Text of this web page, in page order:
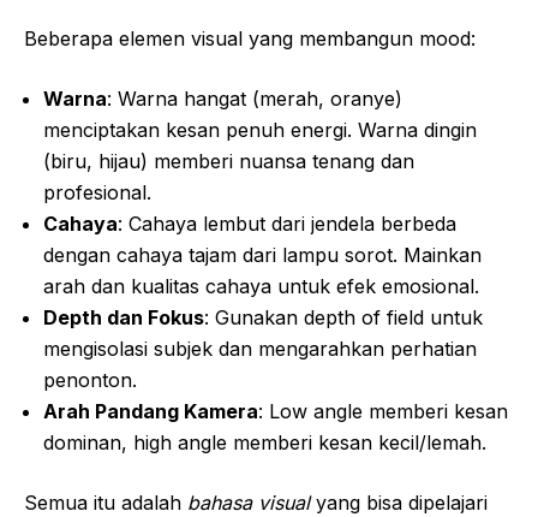
Beberapa elemen visual yang membangun mood:
Warna: Warna hangat (merah, oranye)
menciptakan kesan penuh energi. Warna dingin
(biru, hijau) memberi nuansa tenang dan
profesional.
Cahaya: Cahaya lembut dari jendela berbeda
dengan cahaya tajam dari lampu sorot. Mainkan
arah dan kualitas cahaya untuk efek emosional.
Depth dan Fokus: Gunakan depth of field untuk
mengisolasi subjek dan mengarahkan perhatian
penonton.
Arah Pandang Kamera: Low angle memberi kesan
dominan, high angle memberi kesan kecil/lemah.
Semua itu adalah bahasa visualyang bisa dipelajari